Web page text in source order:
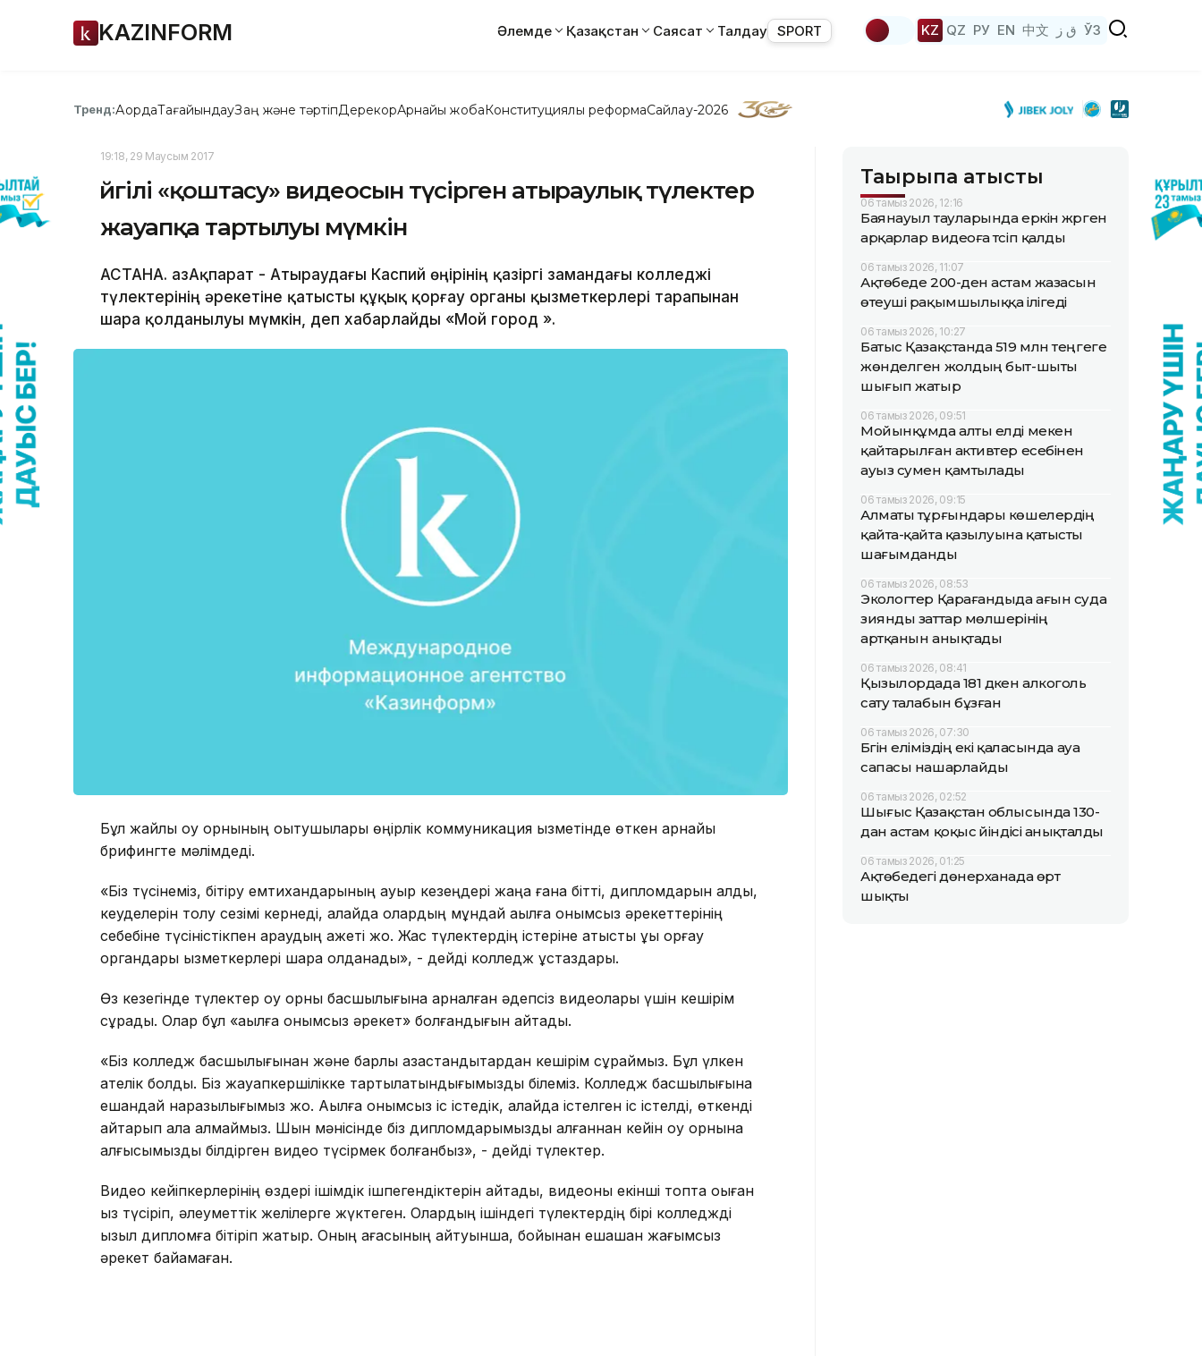
KAZINFORM Әлемде Қазақстан Саясат Талдау SPORT KZ QZ РУ EN 中文 ق ز ЎЗ
Тренд:АқордаТағайындауЗаң және тәртіпДерекқорАрнайы жобаКонституциялық реформаСайлау-2026
19:18, 29 Маусым 2017
Әйгілі «қоштасу» видеосын түсірген атыраулық түлектер
жауапқа тартылуы мүмкін
АСТАНА. ҚазАқпарат - Атыраудағы Каспий өңірінің қазіргі замандағы колледжі
түлектерінің әрекетіне қатысты құқық қорғау органы қызметкерлері тарапынан
шара қолданылуы мүмкін, деп хабарлайды «Мой город ».
Бұл жайлы оқу орнының оқытушылары өңірлік коммуникация қызметінде өткен арнайы
брифингте мәлімдеді.
«Біз түсінеміз, бітіру емтихандарының ауыр кезеңдері жаңа ғана бітті, дипломдарын алды,
кеуделерін толқу сезімі кернеді, алайда олардың мұндай ақылға қонымсыз әрекеттерінің
себебіне түсіністікпен қараудың қажеті жоқ. Жас түлектердің істеріне қатысты құқық қорғау
органдары қызметкерлері шара қолданады», - дейді колледж ұстаздары.
Өз кезегінде түлектер оқу орны басшылығына арналған әдепсіз видеолары үшін кешірім
сұрады. Олар бұл «ақылға қонымсыз әрекет» болғандығын айтады.
«Біз колледж басшылығынан және барлық қазақстандықтардан кешірім сұраймыз. Бұл үлкен
қателік болды. Біз жауапкершілікке тартылатындығымызды білеміз. Колледж басшылығына
ешқандай наразылығымыз жоқ. Ақылға қонымсыз іс істедік, алайда істелген іс істелді, өткенді
қайтарып ала алмаймыз. Шын мәнісінде біз дипломдарымызды алғаннан кейін оқу орнына
алғысымызды білдірген видео түсірмек болғанбыз», - дейді түлектер.
Видео кейіпкерлерінің өздері ішімдік ішпегендіктерін айтады, видеоны екінші топта оқыған
қыз түсіріп, әлеуметтік желілерге жүктеген. Олардың ішіндегі түлектердің бірі колледжді
қызыл дипломға бітіріп жатыр. Оның ағасының айтуынша, бойынан ешқашан жағымсыз
әрекет байқамаған.
Тақырыпқа қатысты
06 тамыз 2026, 12:16
Баянауыл тауларында еркін жүрген
арқарлар видеоға түсіп қалды
06 тамыз 2026, 11:07
Ақтөбеде 200-ден астам жазасын
өтеуші рақымшылыққа ілігеді
06 тамыз 2026, 10:27
Батыс Қазақстанда 519 млн теңгеге
жөнделген жолдың быт-шыты
шығып жатыр
06 тамыз 2026, 09:51
Мойынқұмда алты елді мекен
қайтарылған активтер есебінен
ауыз сумен қамтылады
06 тамыз 2026, 09:15
Алматы тұрғындары көшелердің
қайта-қайта қазылуына қатысты
шағымданды
06 тамыз 2026, 08:53
Экологтер Қарағандыда ағын суда
зиянды заттар мөлшерінің
артқанын анықтады
06 тамыз 2026, 08:41
Қызылордада 181 дүкен алкоголь
сату талабын бұзған
06 тамыз 2026, 07:30
Бүгін еліміздің екі қаласында ауа
сапасы нашарлайды
06 тамыз 2026, 02:52
Шығыс Қазақстан облысында 130-
дан астам қоқыс үйіндісі анықталды
06 тамыз 2026, 01:25
Ақтөбедегі дөнерханада өрт
шықты